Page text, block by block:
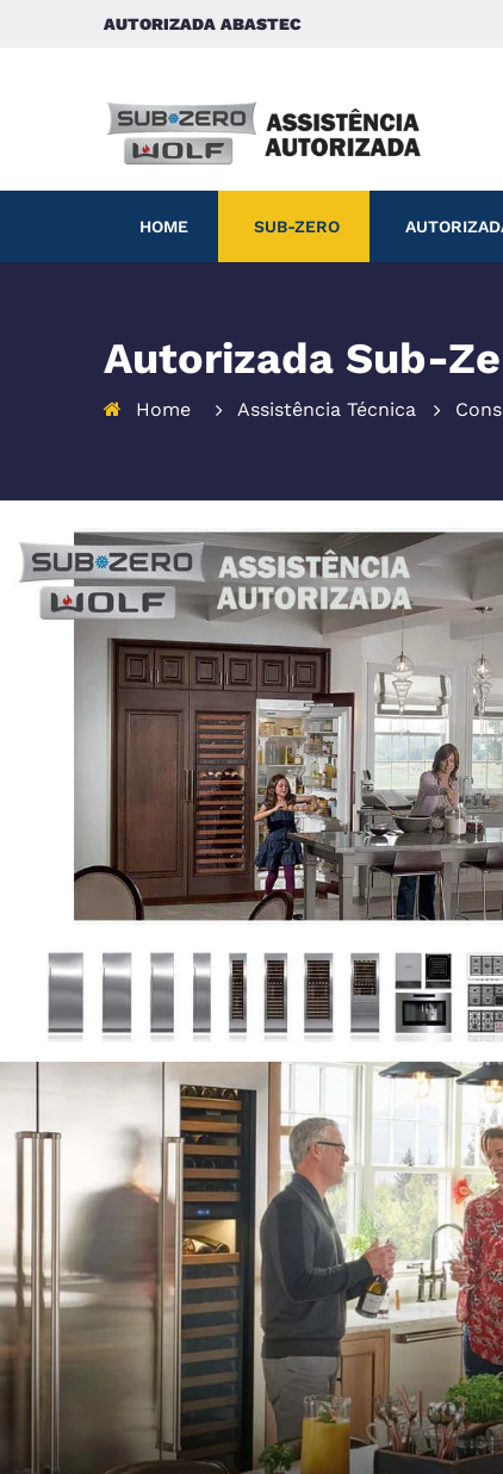
AUTORIZADA ABASTEC
HOME SUB-ZERO
Autorizada Sub-
Home Assistência Técnica